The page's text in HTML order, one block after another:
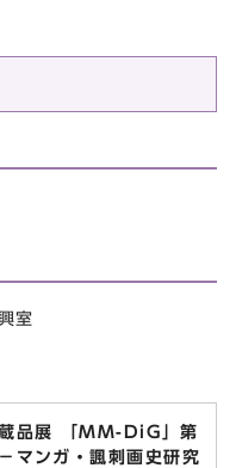
室
品展 「MM-DiG」第
マンガ・諷刺画史研究